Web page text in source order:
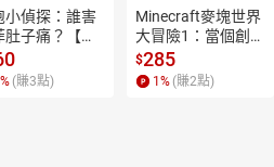
復活起來
甚麼呢？
態度
音的婦女
小偵探：誰害
肚子痛？【電
% (賺3點)
Minecraft麥塊世界
大冒險1：當個創世
神！【電子書】
$285
1 % (賺2點)